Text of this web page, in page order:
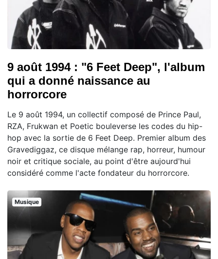
9 août 1994 : "6 Feet Deep", l'album
qui a donné naissance au
horrorcore
Le 9 août 1994, un collectif composé de Prince Paul,
RZA, Frukwan et Poetic bouleverse les codes du hip-
hop avec la sortie de 6 Feet Deep. Premier album des
Gravediggaz, ce disque mélange rap, horreur, humour
noir et critique sociale, au point d'être aujourd'hui
considéré comme l'acte fondateur du horrorcore.
Musique